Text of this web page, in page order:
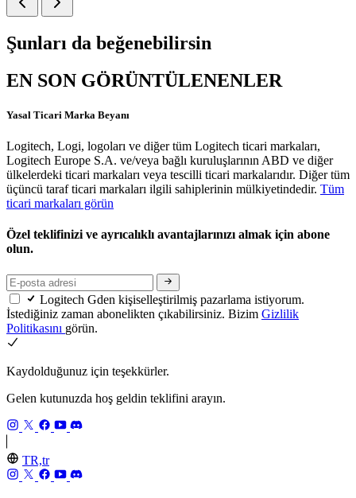
Şunları da beğenebilirsin
EN SON GÖRÜNTÜLENENLER
Yasal Ticari Marka Beyanı
Logitech, Logi, logoları ve diğer tüm Logitech ticari markaları,
Logitech Europe S.A. ve/veya bağlı kuruluşlarının ABD ve diğer
ülkelerdeki ticari markaları veya tescilli ticari markalarıdır. Diğer tüm
üçüncü taraf ticari markaları ilgili sahiplerinin mülkiyetindedir. Tüm
ticari markaları görün
Özel teklifinizi ve ayrıcalıklı avantajlarınızı almak için abone
olun.
Logitech Gden kişiselleştirilmiş pazarlama istiyorum.
İstediğiniz zaman abonelikten çıkabilirsiniz. Bizim Gizlilik
Politikasını görün.
Kaydolduğunuz için teşekkürler.
Gelen kutunuzda hoş geldin teklifini arayın.
TR,tr